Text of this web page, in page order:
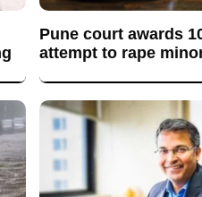
Pune court awards
attempt to rape